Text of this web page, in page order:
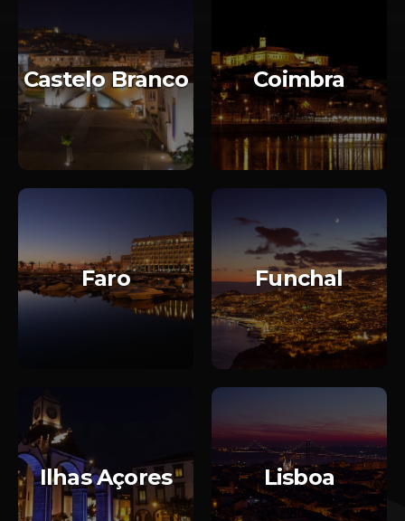
Castelo Branco Coimbra
Faro Funchal
Ilhas Açores Lisboa